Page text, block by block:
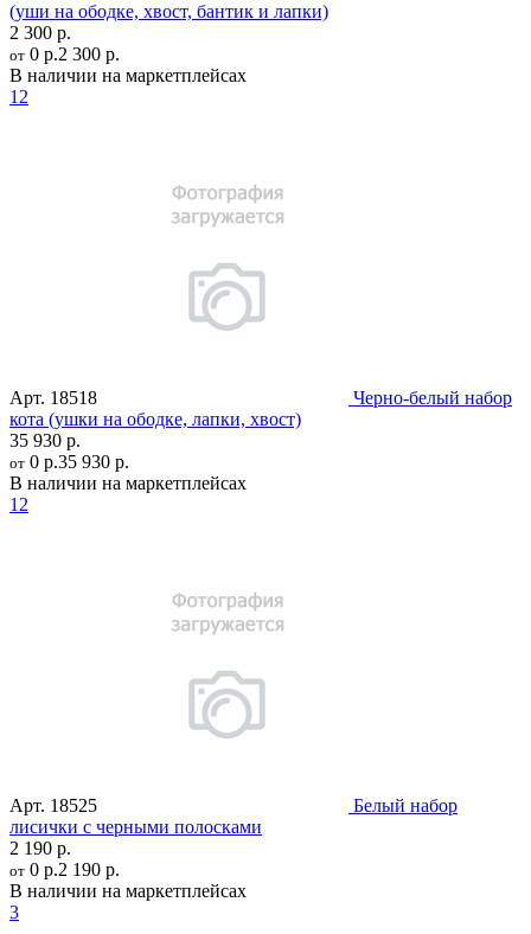
(уши на ободке, хвост, бантик и лапки)
2 300 р.
от 0 р.2 300 р.
В наличии на маркетплейсах
12
Арт. 18518
Черно-белый набор
кота (ушки на ободке, лапки, хвост)
35 930 р.
от 0 р.35 930 р.
В наличии на маркетплейсах
12
Арт. 18525
Белый набор
лисички с черными полосками
2 190 р.
от 0 р.2 190 р.
В наличии на маркетплейсах
3